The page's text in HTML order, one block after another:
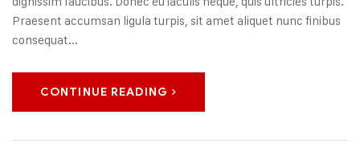
Praesent accumsan ligula turpis, sit amet aliquet nunc finibus
consequat...
CONTINUE READING